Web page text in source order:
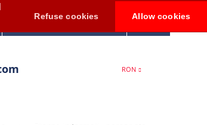
Refuse cookies Allow cookies
RON
Contul meu 0